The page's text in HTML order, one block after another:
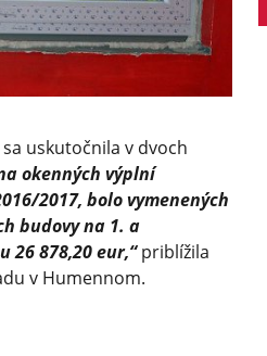
uskutočnila v dvoch
okenných výplní
2017, bolo vymenených
budovy na 1. a
26 878,20 eur,“priblížila
v Humennom.